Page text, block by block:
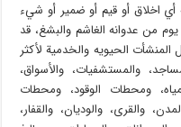
أي اخلاق أو قيم أو ضمير أو شيء
من العروبة والدين والإنسانية خلال الـ 100 يوم من عدوانه الغاشم والبشغ، قد
الحيويه والخدمية لأكثر
والمستشفيات، والأسواق،
ومحطات الوقود، ومحطات
والقرى، والوديان، والقفار،